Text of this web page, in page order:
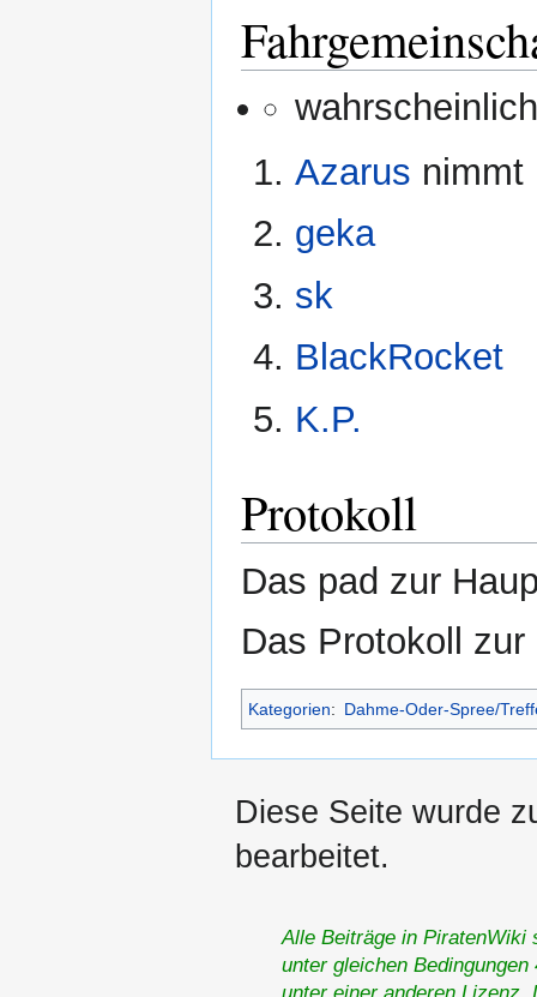
Azarus nimmt
geka
sk
BlackRocket
K.P.
Protokoll
Das pad zur
Das Protokoll
Kategorien: Dahme-Oder-Spree/
Diese Seite wurde
bearbeitet.
Alle Beiträge in PiratenWiki
unter gleichen